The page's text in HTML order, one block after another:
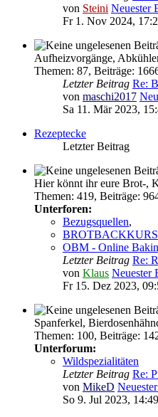
von Steini Neuester
Fr 1. Nov 2024,
Aufheizvorgänge,
Themen: 87, Beiträge:
Letzter Beitrag Re:
von maschi2017
Sa 11. Mär 2023,
Rezeptecke
Letzter Beitrag
Hier könnt ihr eure Brot-,
Themen: 419, Beiträge:
Unterforen:
Bezugsquellen,
BROTBACKKURS
OBM - Online
Letzter Beitrag Re:
von Klaus Neuester
Fr 15. Dez 2023,
Spanferkel,
Themen: 100, Beiträge:
Unterforum:
Wildspezialitäten
Letzter Beitrag Re:
von MikeD
So 9. Jul 2023, 14:49